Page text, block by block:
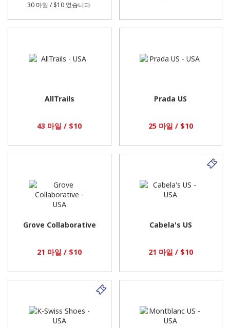
30 마일 / $10 였습니다
AllTrails
43 마일 / $10
Prada US
25 마일 / $10
Grove Collaborative
21 마일 / $10
Cabela's US
21 마일 / $10